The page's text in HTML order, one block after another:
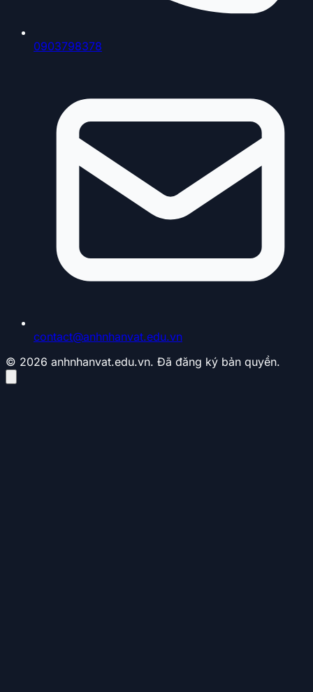
0903798378
contact@anhnhanvat.edu.vn
© 2026 anhnhanvat.edu.vn. Đã đăng ký bản quyền.